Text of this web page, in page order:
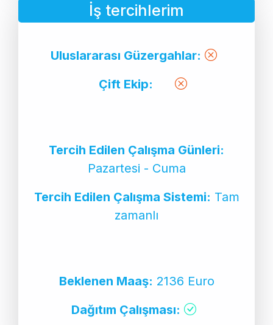
İş tercihlerim
Uluslararası Güzergahlar:
Çift Ekip:
Tercih Edilen Çalışma Günleri:
Pazartesi - Cuma
Tercih Edilen Çalışma Sistemi: Tam
zamanlı
Beklenen Maaş: 2136 Euro
Dağıtım Çalışması: